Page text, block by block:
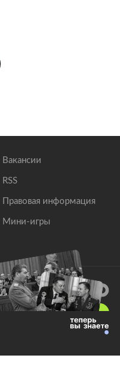
Вакансии
RSS
Правовая информация
Мини-игры
защищены.